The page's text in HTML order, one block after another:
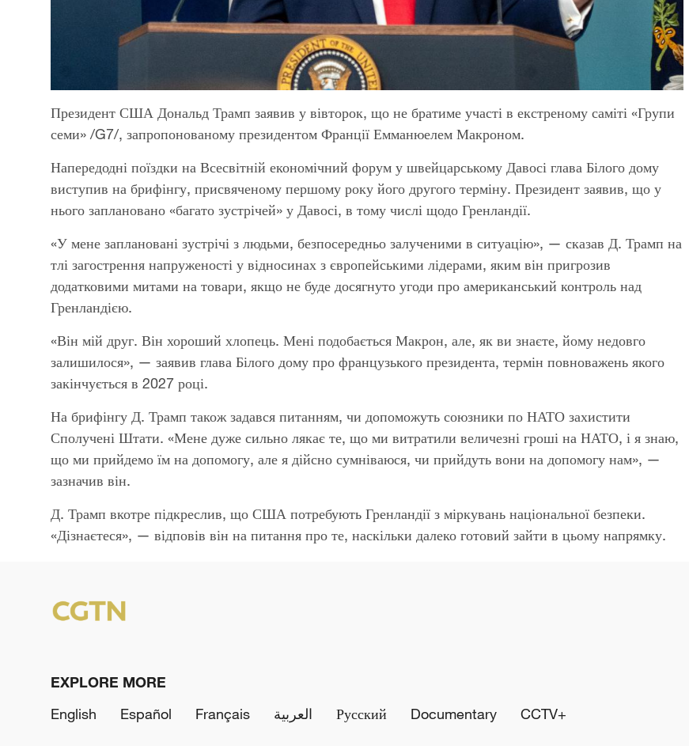
Президент США Дональд Трамп заявив у вівторок, що не братиме участі в екстреному саміті «Групи
семи» /G7/, запропонованому президентом Франції Емманюелем Макроном.
Напередодні поїздки на Всесвітній економічний форум у швейцарському Давосі глава Білого дому
виступив на брифінгу, присвяченому першому року його другого терміну. Президент заявив, що у
нього заплановано «багато зустрічей» у Давосі, в тому числі щодо Гренландії.
«У мене заплановані зустрічі з людьми, безпосередньо залученими в ситуацію», — сказав Д. Трамп на
тлі загострення напруженості у відносинах з європейськими лідерами, яким він пригрозив
додатковими митами на товари, якщо не буде досягнуто угоди про американський контроль над
Гренландією.
«Він мій друг. Він хороший хлопець. Мені подобається Макрон, але, як ви знаєте, йому недовго
залишилося», — заявив глава Білого дому про французького президента, термін повноважень якого
закінчується в 2027 році.
На брифінгу Д. Трамп також задався питанням, чи допоможуть союзники по НАТО захистити
Сполучені Штати. «Мене дуже сильно лякає те, що ми витратили величезні гроші на НАТО, і я знаю,
що ми прийдемо їм на допомогу, але я дійсно сумніваюся, чи прийдуть вони на допомогу нам», —
зазначив він.
Д. Трамп вкотре підкреслив, що США потребують Гренландії з міркувань національної безпеки.
«Дізнаєтеся», — відповів він на питання про те, наскільки далеко готовий зайти в цьому напрямку.
EXPLORE MORE
English
Español Français العربية Русский Documentary CCTV+